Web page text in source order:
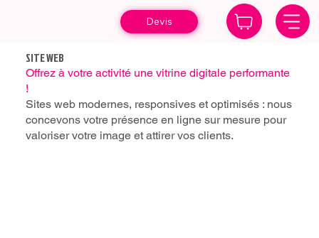
Devis
SITE WEB
Offrez à votre activité une vitrine digitale performante
!
Sites web modernes, responsives et optimisés : nous
concevons votre présence en ligne sur mesure pour
valoriser votre image et attirer vos clients.